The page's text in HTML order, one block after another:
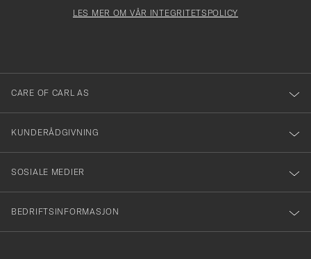
dig
till
vårt
nyhetsbrev!
LES MER OM VÅR INTEGRITETSPOLICY
CARE OF CARL AS
KUNDERÅDGIVNING
SOSIALE MEDIER
BEDRIFTSINFORMASJON